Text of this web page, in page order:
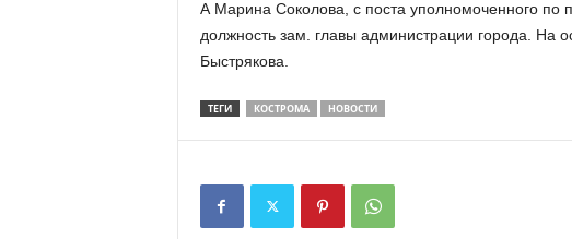
А Марина Соколова, с поста уполномоченного по
должность зам. главы администрации города. На
Быстрякова.
ТЕГИ КОСТРОМА НОВОСТИ